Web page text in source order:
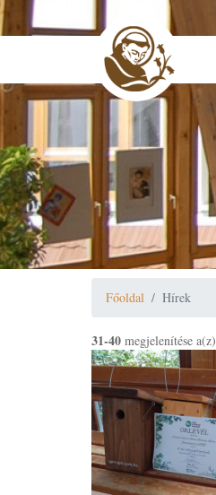
Főoldal Hírek
31-40 megjelenítése a(z)